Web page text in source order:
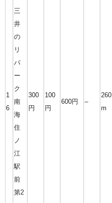
1
6
三
井
の
リ
パ
ー
ク
南
海
住
ノ
江
駅
前
第2
300
円
100
円
600円 –
260
m